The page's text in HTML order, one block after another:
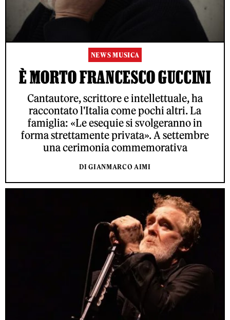
NEWS MUSICA
È MORTO FRANCESCO GUCCINI
Cantautore, scrittore e intellettuale, ha
raccontato l'Italia come pochi altri. La
famiglia: «Le esequie si svolgeranno in
forma strettamente privata». A settembre
una cerimonia commemorativa
DI GIANMARCO AIMI